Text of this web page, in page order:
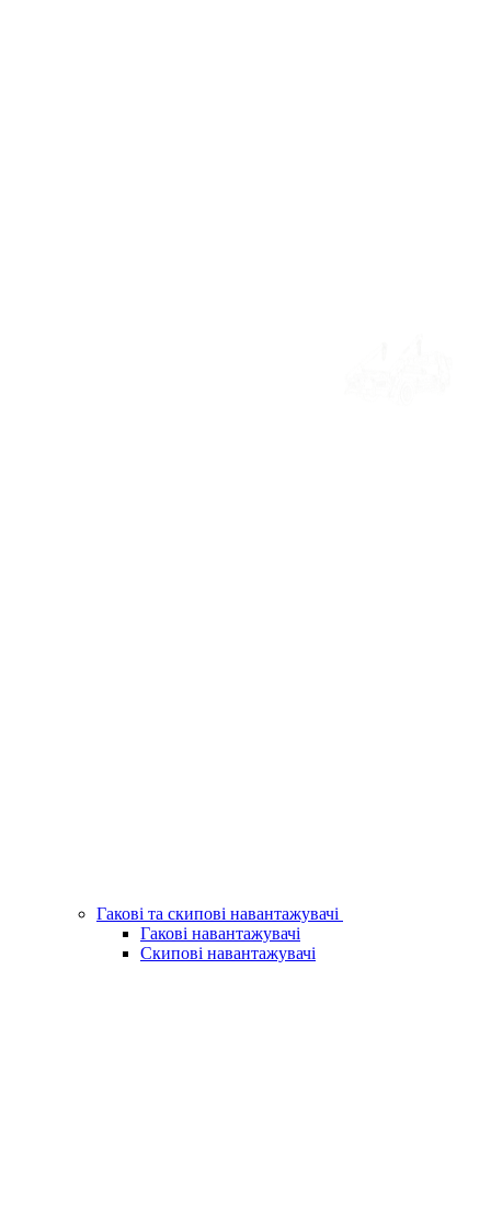
Гакові та скипові навантажувачі
Гакові навантажувачі
Скипові навантажувачі